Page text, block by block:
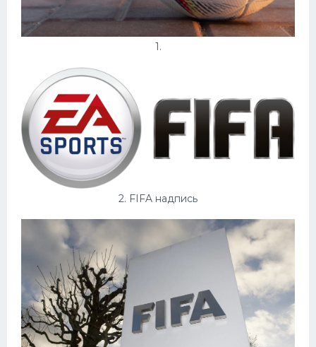
1.
2. FIFA надпись
Хоккей
Конькобежный спорт
Тренажеры
Интерьеры квартир